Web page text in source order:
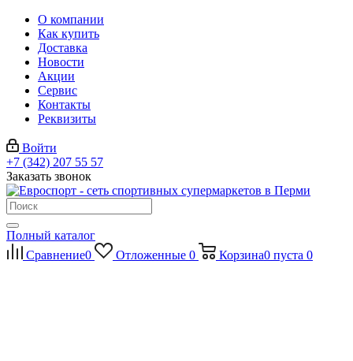
О компании
Как купить
Доставка
Новости
Акции
Сервис
Контакты
Реквизиты
Войти
+7 (342) 207 55 57
Заказать звонок
Полный каталог
Сравнение0 Отложенные 0 Корзина0 пуста 0